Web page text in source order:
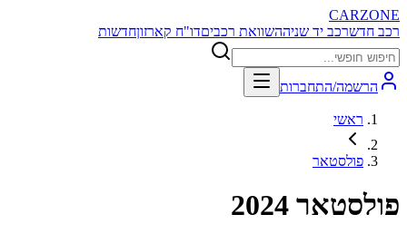
CARZONE
רכב חדשרכב יד שניההשוואת רכביםדו"ח קארזוןחדשות
הרשמה/התחברות
ראשי
פולסטאר
פולסטאר 2024